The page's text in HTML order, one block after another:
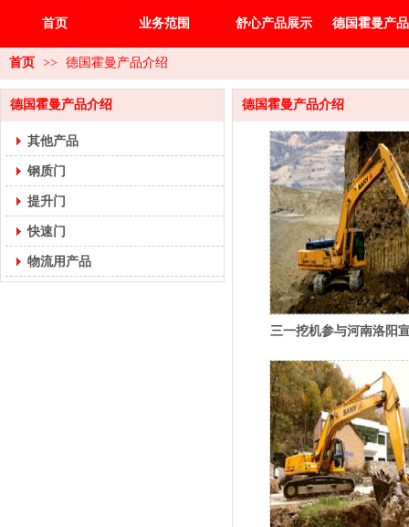
首页 业务范围 舒心产品展示 德国霍曼产
首页 >> 德国霍曼产品介绍
德国霍曼产品介绍
其他产品
钢质门
提升门
快速门
物流用产品
德国霍曼产品介绍
三一挖机参与河南洛阳